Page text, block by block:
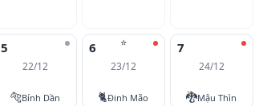
5
22/12
🐅Bính Dần
⭐
6
23/12
🐈Đinh Mão
7
24/12
🐉Mậu Thìn